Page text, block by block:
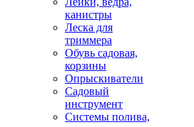
канистры
Леска для
триммера
Обувь садовая,
корзины
Опрыскиватели
Садовый
инструмент
Системы полива,